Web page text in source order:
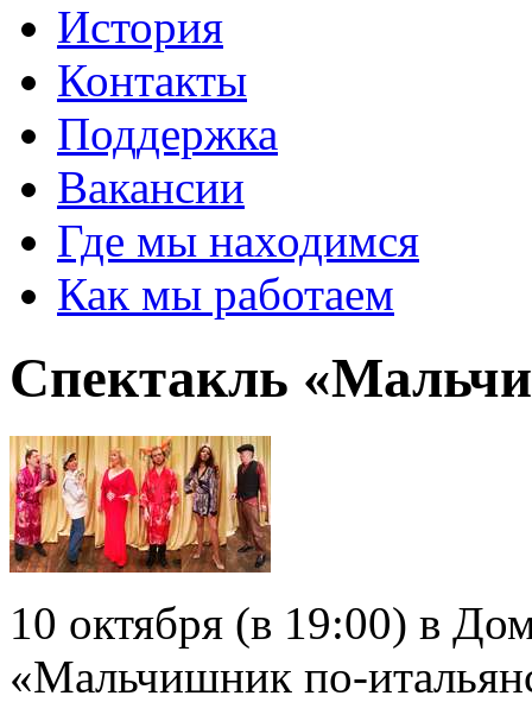
История
Контакты
Поддержка
Вакансии
Где мы находимся
Как мы работаем
Спектакль
10 октября (в 19:00) в
«Мальчишник по-